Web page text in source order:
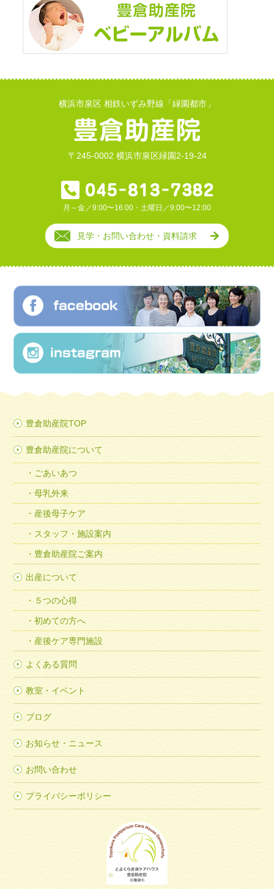
横浜市泉区 相鉄いずみ野線「緑園都市」
〒245-0002 横浜市泉区緑園2-19-24
月～金／9:00〜16:00・土曜日／9:00〜12:00
見学・お問い合わせ・資料請求
豊倉助産院TOP
豊倉助産院について
ごあいあつ
母乳外来
産後母子ケア
スタッフ・施設案内
豊倉助産院ご案内
出産について
５つの心得
初めての方へ
産後ケア専門施設
よくある質問
教室・イベント
ブログ
お知らせ・ニュース
お問い合わせ
プライバシーポリシー